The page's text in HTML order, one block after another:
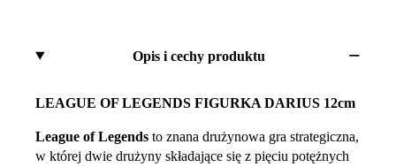
Opis i cechy produktu
LEAGUE OF LEGENDS FIGURKA DARIUS 12cm
League of Legends to znana drużynowa gra strategiczna,
w której dwie drużyny składające się z pięciu potężnych